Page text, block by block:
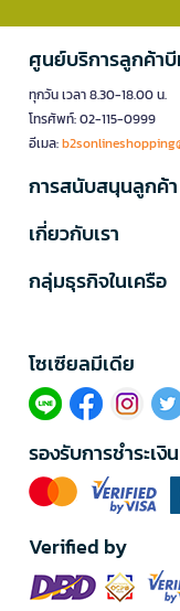
ศูนย์บริการลูกค้า
ทุกวัน เวลา 8.30-18.00 น.
โทรศัพท์: 02-115-0999
อีเมล:
การสนับสนุนลูกค้า
เกี่ยวกับเรา
กลุ่มธุรกิจในเครือ
โซเซียลมีเดีย​
รองรับการชำระเงิน
Verified by